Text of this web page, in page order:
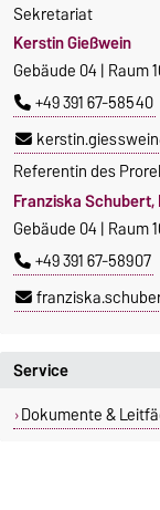
Sekretariat
Kerstin Gießwein
Gebäude 04 | Raum
+49 391 67-58540
Referentin des
Franziska Schubert,
Gebäude 04 | Raum
+49 391 67-58907
Service
Dokumente &